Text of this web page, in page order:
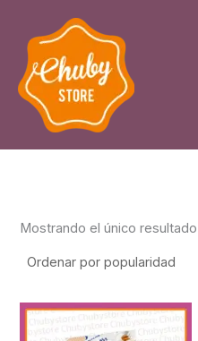
contenido
Mostrando el único resultado